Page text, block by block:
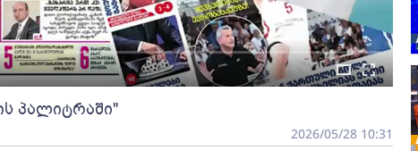
პალიტრაში"
2026/05/28 10:31